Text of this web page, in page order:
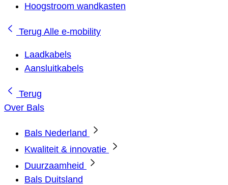
Hoogstroom wandkasten
Terug Alle e-mobility
Laadkabels
Aansluitkabels
Terug
Over Bals
Bals Nederland
Kwaliteit & innovatie
Duurzaamheid
Bals Duitsland